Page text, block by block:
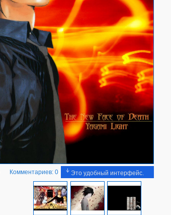
Комментариев: 0 Это удобный интерфейс.